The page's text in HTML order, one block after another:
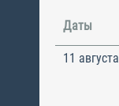
Даты
11 августа